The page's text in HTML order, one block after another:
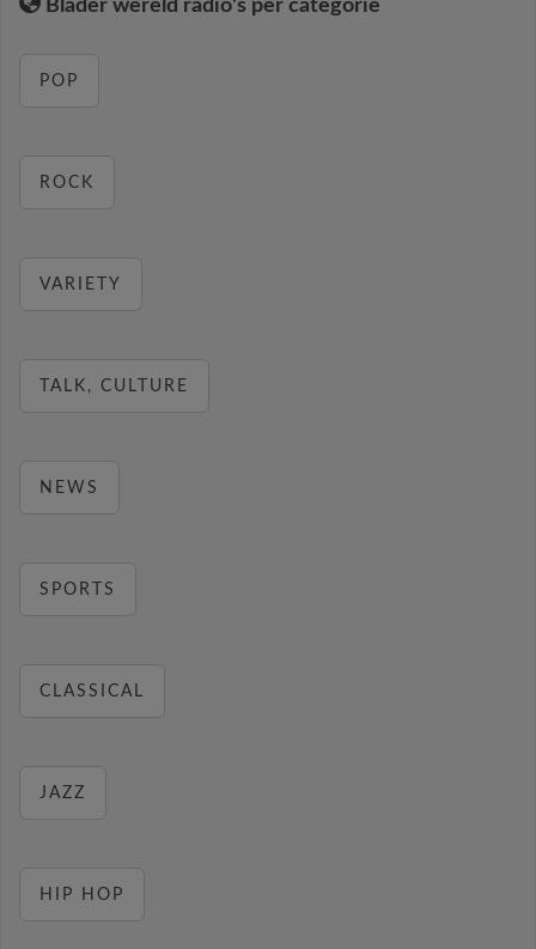
Blader wereld radio's per categorie
POP
ROCK
VARIETY
TALK, CULTURE
NEWS
SPORTS
CLASSICAL
JAZZ
HIP HOP